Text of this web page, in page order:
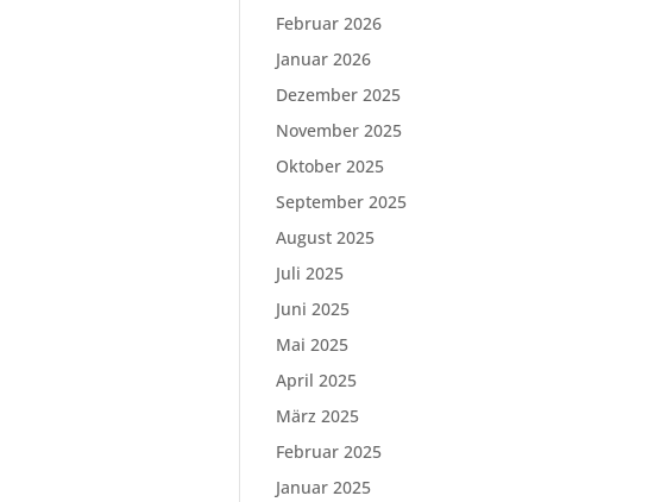
Februar 2026
Januar 2026
Dezember 2025
November 2025
Oktober 2025
September 2025
August 2025
Juli 2025
Juni 2025
Mai 2025
April 2025
März 2025
Februar 2025
Januar 2025